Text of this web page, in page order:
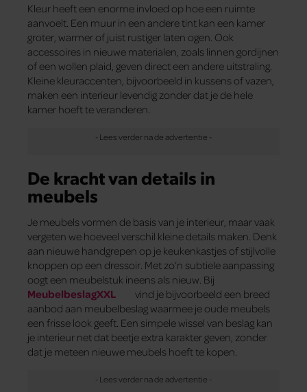
Kleur heeft een enorme invloed op hoe een ruimte
aanvoelt. Een muur in een andere tint kan een kamer
groter, warmer of juist rustiger laten ogen. Ook
accessoires in nieuwe materialen, zoals linnen gordijnen
of een wollen plaid, geven direct een andere uitstraling.
Kleine kleuraccenten, bijvoorbeeld in kussens of vazen,
maken een interieur levendig zonder dat je de hele
kamer hoeft te veranderen.
De kracht van details in
meubels
Je meubels vormen de basis van je interieur, maar vaak
vergeten we hoeveel verschil kleine details maken. Denk
aan nieuwe handgrepen op je keukenkastjes of stijlvolle
knoppen op een dressoir. Met zo’n subtiele aanpassing
oogt een meubelstuk ineens als nieuw. Bij
MeubelbeslagXXL
vind je bijvoorbeeld een breed
aanbod aan meubelbeslag waarmee je oude meubels
een frisse look geeft. Een simpele wissel van beslag kan
je interieur net dat beetje extra karakter geven, zonder
dat je meteen nieuwe meubels hoeft te kopen.